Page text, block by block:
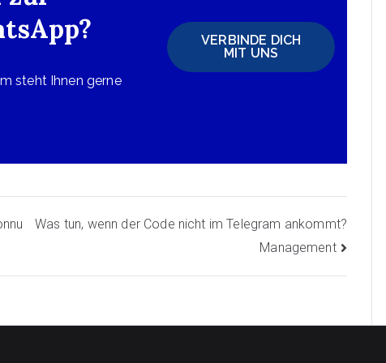
steht Ihnen gerne
VERBINDE DICH
MIT UNS
Was tun, wenn der Code nicht im Telegram ankommt?
Management